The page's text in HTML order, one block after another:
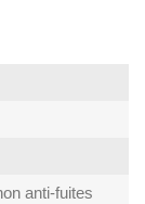
anti-fuites